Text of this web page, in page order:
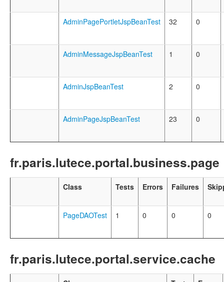
AdminPagePortletJspBeanTest 32 0
AdminMessageJspBeanTest 1 0
AdminJspBeanTest 2 0
AdminPageJspBeanTest 23 0
fr.paris.lutece.portal.business.page
Class Tests Errors Failures
PageDAOTest 1 0 0 0
fr.paris.lutece.portal.service.cache